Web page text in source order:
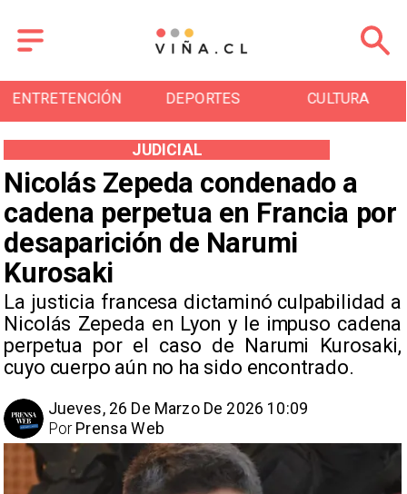
ENTRETENCIÓN DEPORTES CULTURA
Nicolás Zepeda condenado a
cadena perpetua en Francia por
desaparición de Narumi
Kurosaki
La justicia francesa dictaminó culpabilidad a
Nicolás Zepeda en Lyon y le impuso cadena
perpetua por el caso de Narumi Kurosaki,
cuyo cuerpo aún no ha sido encontrado.
JUDICIAL
Jueves, 26 De Marzo De 2026 10:09
Prensa Web
Por